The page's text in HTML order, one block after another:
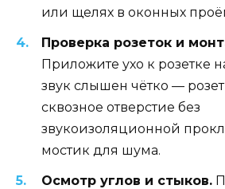
или щелях в оконных
Проверка розеток и
Приложите ухо к розетке
звук слышен чётко —
сквозное отверстие без
звукоизоляционной
мостик для шума.
Осмотр углов и стыков.